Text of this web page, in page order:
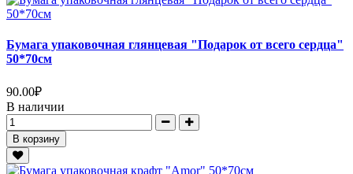
Бумага упаковочная глянцевая "Подарок от всего сердца"
50*70см
90.00₽
В наличии
В корзину